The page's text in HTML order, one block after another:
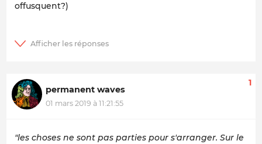
offusquent?)
permanent waves
01 mars 2019 à 11:21:55
1
"les choses ne sont pas parties pour s'arranger. Sur le